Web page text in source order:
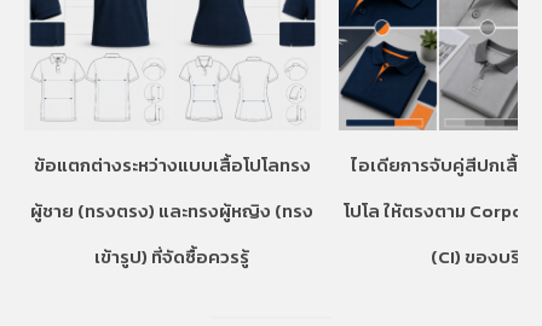
ข้อแตกต่างระหว่างแบบเสื้อโปโลทรง
ผู้ชาย (ทรงตรง) และทรงผู้หญิง (ทรง
เข้ารูป) ที่จัดซื้อควรรู้
ไอเดียการจับคู่สีปกเสื้อ
โปโล ให้ตรงตาม
(CI) ของบริษัท